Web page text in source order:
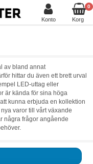
Konto
0
Korg
av bland annat
hittar du även ett brett urval
LED-uttag eller
är kända för sina höga
kunna erbjuda en kollektion
varor till vårt växande
några frågor angående